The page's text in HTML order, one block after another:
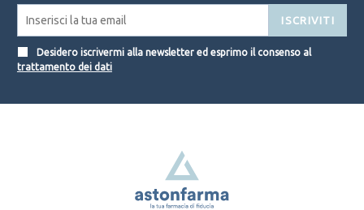
ISCRIVITI
Desidero iscrivermi alla newsletter ed esprimo il consenso al
trattamento dei dati